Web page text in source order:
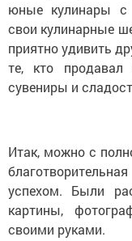
юные кулинары с
свои кулинарные
приятно удивить
те, кто
сувениры и
Итак, можно с
успехом. Были
картины,
своими руками.